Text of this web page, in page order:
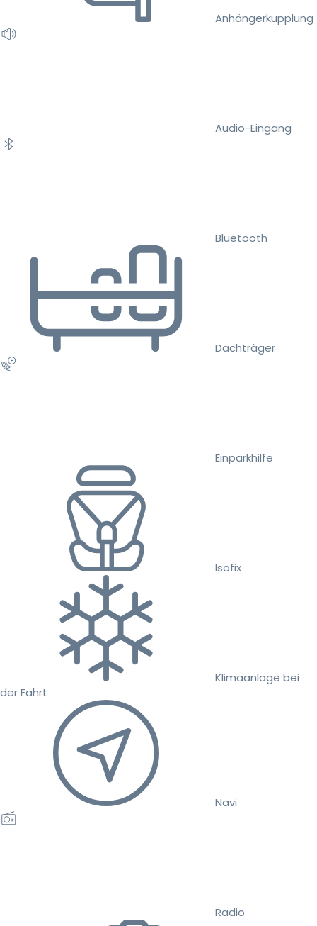
Anhängerkupplung
Audio-Eingang
Bluetooth
Dachträger
Einparkhilfe
Isofix
Klimaanlage bei
der Fahrt
Navi
Radio